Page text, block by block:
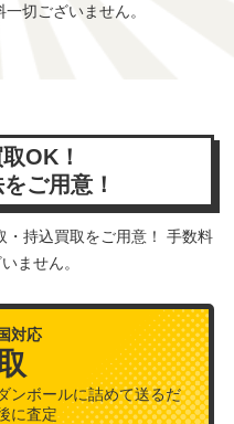
切ございません。
OK！
ご用意！
・持込買取をご用意！ 手数料
ません。
対応
ンボールに詰めて送るだ
に査定